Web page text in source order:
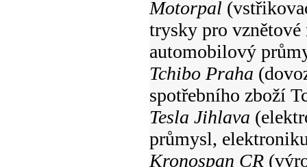
Motorpal
trysky pro vznětové
automobilový
Tchibo Praha
spotřebního zboží
Tesla Jihlava
průmysl,
Kronospan CR